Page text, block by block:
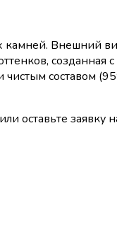
камней. Внешний
созданная
составом
или оставьте заявку